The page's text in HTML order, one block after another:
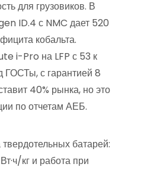
для грузовиков. В
ID.4 с NMC дает 520
кобальта.
i-Pro на LFP с 53 к
ГОСТы, с гарантией 8
40% рынка, но это
по отчетам АЕБ.
батарей:
кг и работа при